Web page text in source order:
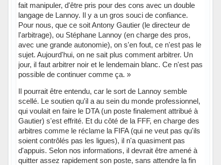
fait manipuler, d'être pris pour des cons avec un double
langage de Lannoy. Il y a un gros souci de confiance.
Pour nous, que ce soit Antony Gautier (le directeur de
l'arbitrage), ou Stéphane Lannoy (en charge des pros,
avec une grande autonomie), on s'en fout, ce n'est pas le
sujet. Aujourd'hui, on ne sait plus comment arbitrer. Un
jour, il faut arbitrer noir et le lendemain blanc. Ce n'est pas
possible de continuer comme ça. »
Il pourrait être entendu, car le sort de Lannoy semble
scellé. Le soutien qu'il a au sein du monde professionnel,
qui voulait en faire le DTA (un poste finalement attribué à
Gautier) s'est effrité. Et du côté de la FFF, en charge des
arbitres comme le réclame la FIFA (qui ne veut pas qu'ils
soient contrôlés pas les ligues), il n'a quasiment pas
d'appuis. Selon nos informations, il devrait être amené à
quitter assez rapidement son poste, sans attendre la fin